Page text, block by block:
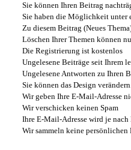
Sie können Ihren Beitrag
Sie haben die Möglichkeit unter
Zu diesem Beitrag (Neues
Löschen Ihrer Themen können
Die Registrierung ist kostenlos
Ungelesene Beiträge seit Ihrem
Ungelesene Antworten zu Ihren
Sie können das Design
Wir geben Ihre E-Mail-Adresse
Wir verschicken keinen Spam
Ihre E-Mail-Adresse wird je
Wir sammeln keine